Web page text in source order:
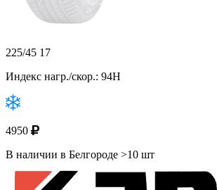
225/45 17
Индекс нагр./скор.: 94H
4950
В наличии в Белгороде >10 шт